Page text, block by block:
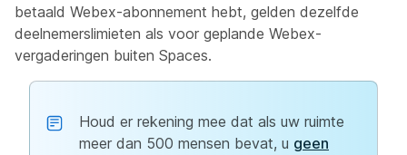
betaald Webex-abonnement hebt, gelden dezelfde
deelnemerslimieten als voor geplande Webex-
vergaderingen buiten Spaces.
Houd er rekening mee dat als uw ruimte
meer dan 500 mensen bevat, u geen